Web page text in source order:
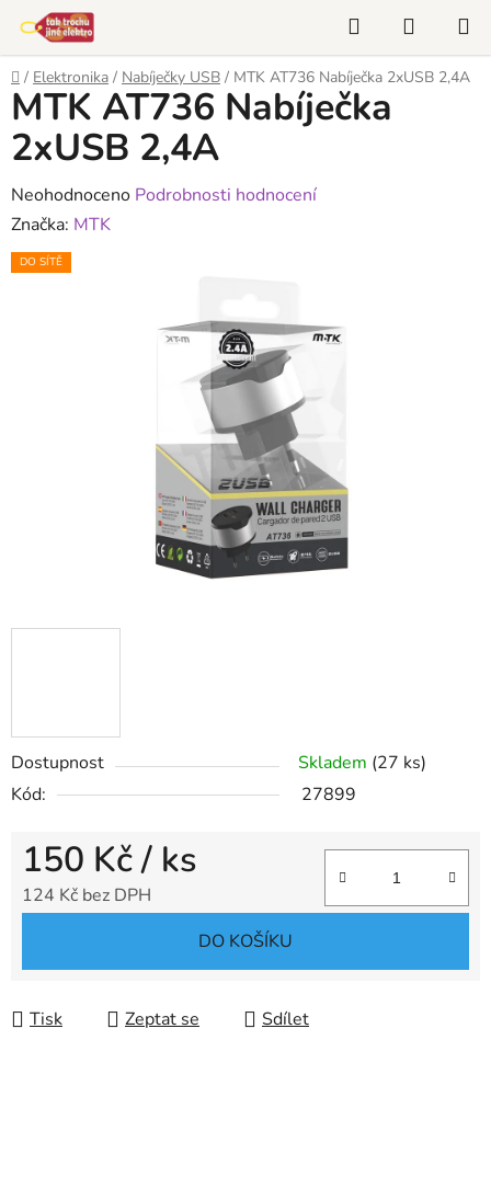
obsah
Hledat
KOŠÍK
Domů
/ Elektronika / Nabíječky USB / MTK AT736 Nabíječka 2xUSB 2,4A
Dostupnost Skladem (27 ks)
Kód:
27899
150 Kč/ ks
124 Kč bez DPH
DO KOŠÍKU
Tisk Zeptat se Sdílet
MTK AT736 Nabíječka
2xUSB 2,4A
Průměrné
hodnocení
produktu
Neohodnoceno Podrobnosti hodnocení
Značka: MTK
DO SÍTĚ